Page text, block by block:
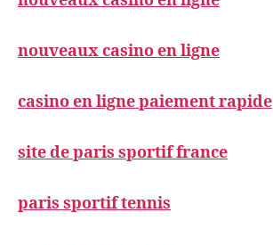
nouveaux casino en ligne
casino en ligne paiement rapide
site de paris sportif france
paris sportif tennis